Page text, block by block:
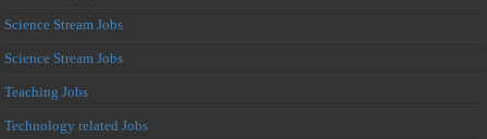
Science Stream Jobs
Science Stream Jobs
Teaching Jobs
Technology related Jobs